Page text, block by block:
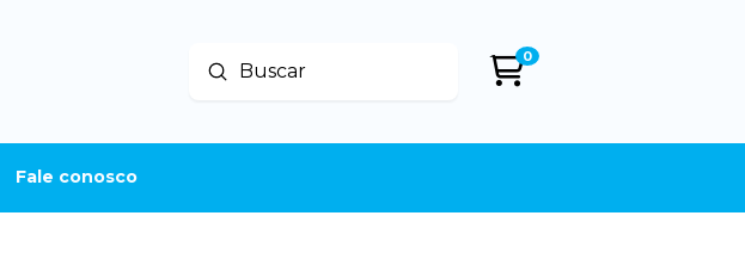
Buscar
Enviar
0
Fale conosco